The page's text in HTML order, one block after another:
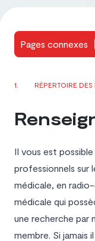
Pages connexes
RÉPERTOIRE DES
Il vous est
professionnels sur
médicale, en
médicale qui
une recherche par
membre. Si jamais